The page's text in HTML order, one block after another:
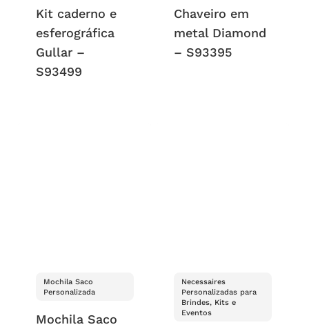
Kit caderno e
esferográfica
Gullar –
S93499
Chaveiro em
metal Diamond
– S93395
Mochila Saco
Personalizada
Mochila Saco
Necessaires
Personalizadas para
Brindes, Kits e
Eventos